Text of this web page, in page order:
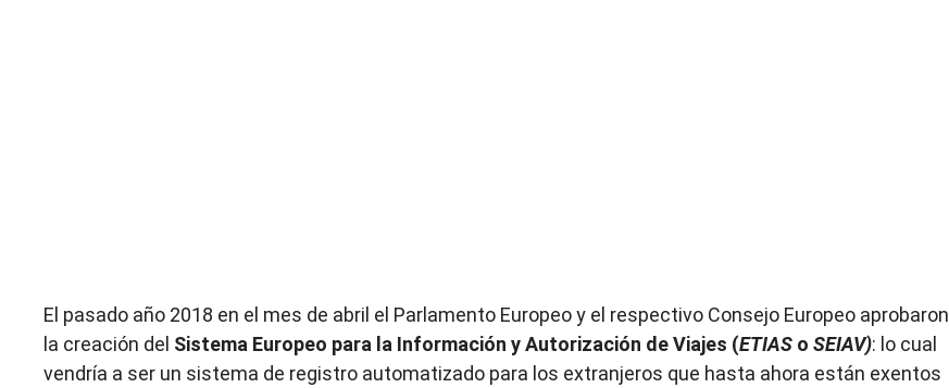
El pasado año 2018 en el mes de abril el Parlamento Europeo y el respectivo Consejo Europeo aprobaron
la creación del Sistema Europeo para la Información y Autorización de Viajes (ETIAS o SEIAV): lo cual
vendría a ser un sistema de registro automatizado para los extranjeros que hasta ahora están exentos